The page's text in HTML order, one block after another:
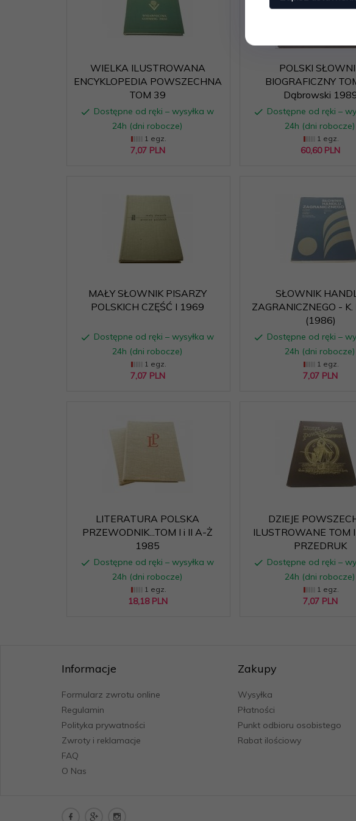
WIELKA ILUSTROWANA
ENCYKLOPEDIA POWSZECHNA
TOM 39
Dostępne od ręki – wysyłka w
24h (dni robocze)
1 egz.
7,07 PLN
POLSKI
BIOGRAFICZNY
Dąbrowski
Dostępne od ręki –
24h (dni robocze)
1 egz.
60,60 PLN
MAŁY SŁOWNIK PISARZY
POLSKICH CZĘŚĆ I 1969
Dostępne od ręki – wysyłka w
24h (dni robocze)
1 egz.
7,07 PLN
SŁOWNIK
ZAGRANICZNEGO - K.
(1986)
Dostępne od ręki –
24h (dni robocze)
1 egz.
7,07 PLN
LITERATURA POLSKA
PRZEWODNIK...TOM I i II A-Ż
1985
Dostępne od ręki – wysyłka w
24h (dni robocze)
1 egz.
18,18 PLN
DZIEJE
ILUSTROWANE TOM
PRZEDRUK
Dostępne od ręki –
24h (dni robocze)
1 egz.
7,07 PLN
Informacje
Formularz zwrotu online
Regulamin
Polityka prywatności
Zwroty i reklamacje
FAQ
O Nas
Zakupy
Wysyłka
Płatności
Punkt odbioru osobistego
Rabat ilościowy